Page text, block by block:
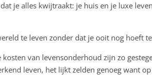
je alles kwijtraakt: je huis en je luxe
te leven zonder dat je ooit nog hoeft
van levensonderhoud zijn zo
leven, het lijkt zelden genoeg want